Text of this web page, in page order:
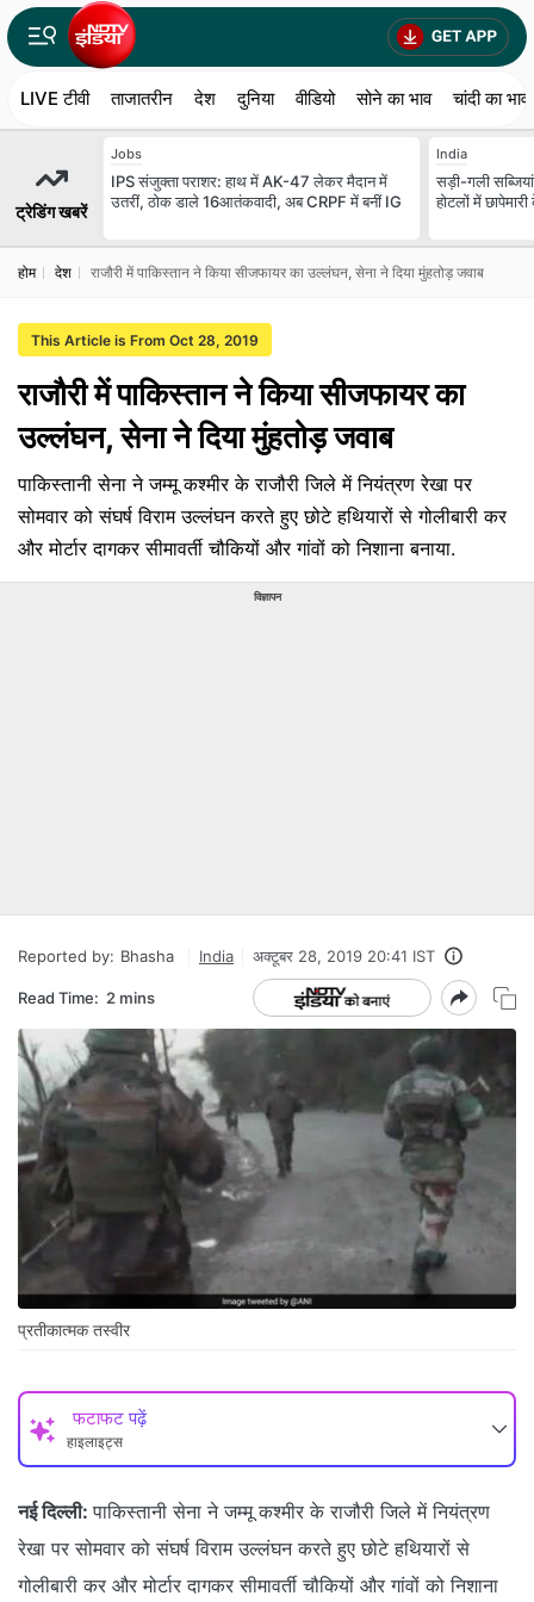
LIVE टीवी ताजातरीन देश दुनिया वीडियो सोने का भाव चांदी का भाव
ट्रेडिंग खबरें
Jobs
IPS संजुक्ता पराशर: हाथ में AK-47 लेकर मैदान में
उतरीं, ठोक डाले 16आतंकवादी, अब CRPF में बनीं IG
India
सड़ी-गली
होटलों में
होम देश राजौरी में पाकिस्तान ने किया सीजफायर का उल्लंघन, सेना ने दिया मुंहतोड़ जवाब
This Article is From Oct 28, 2019
राजौरी में पाकिस्तान ने किया सीजफायर का
उल्लंघन, सेना ने दिया मुंहतोड़ जवाब
पाकिस्तानी सेना ने जम्मू कश्मीर के राजौरी जिले में नियंत्रण रेखा पर
सोमवार को संघर्ष विराम उल्लंघन करते हुए छोटे हथियारों से गोलीबारी कर
और मोर्टार दागकर सीमावर्ती चौकियों और गांवों को निशाना बनाया.
विज्ञापन
Reported by: Bhasha India अक्टूबर 28, 2019 20:41 IST
Read Time: 2 mins
प्रतीकात्मक तस्वीर
फटाफट पढ़ें
हाइलाइट्स
नई दिल्ली: पाकिस्तानी सेना ने जम्मू कश्मीर के राजौरी जिले में नियंत्रण
रेखा पर सोमवार को संघर्ष विराम उल्लंघन करते हुए छोटे हथियारों से
गोलीबारी कर और मोर्टार दागकर सीमावर्ती चौकियों और गांवों को निशाना